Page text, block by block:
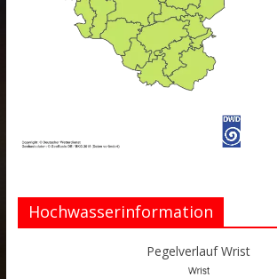
Hochwasserinformation
Pegelverlauf Wrist